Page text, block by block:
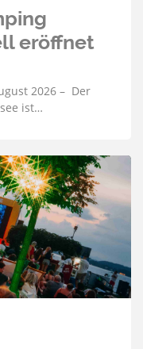
eröffnet
2026 – Der
ist…